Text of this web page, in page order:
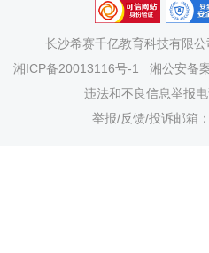
长沙希赛千亿教育科技有限公
湘ICP备20013116号-1
湘公安备
违法和不良信息举报
举报/反馈/投诉邮箱